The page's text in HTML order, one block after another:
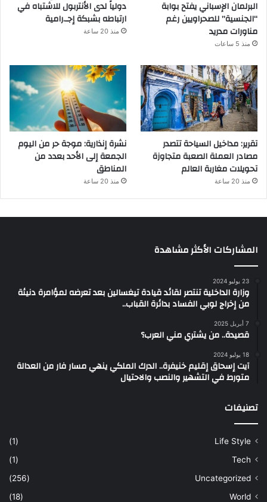
البرلمان الإسباني يفتح بوابة
“الجنسية” للصحراويين رغم
مناورات مدريد
منذ 5 ساعات
دولياً لدى الأنتربول للاشتباه في
ارتباطه بشبكة إجـ.رامية
منذ 20 ساعة
تقرير: مداخيل السياحة تتصدر
مصادر العملة الصعبة متجاوزة
تحويلات مغاربة العالم
منذ 20 ساعة
نشرة إنذارية: موجة حر من اليوم
الجمعة إلى الأحد بعدد من
المناطق
منذ 20 ساعة
المشاركات الأكثر مشاهدة
23 يوليو 2024
وزارة الداخلية تنتصر لقائد قيادة تيغسالين بعد تعرضه لمؤامرة دنيئة
من إخراج لوبي الفساد بدائرة القباب..
7 أبريل 2025
قصيدة.. من يشتري مني العرب؟
18 يوليو 2024
آيت إسحاق إقليم خنيفرة.. الدرك الملكي ينهي مسار فار من العدالة
متورط في التشهير والنصب والاحتيال
تصنيفات
Life Style
(1)
Tech
(1)
Uncategorized
(256)
World
(18)